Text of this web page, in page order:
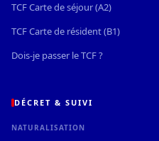
TCF Carte de séjour (A2)
TCF Carte de résident (B1)
Dois-je passer le TCF ?
DÉCRET & SUIVI
NATURALISATION